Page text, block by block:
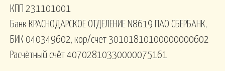
КПП 231101001
Банк КРАСНОДАРСКОЕ ОТДЕЛЕНИЕ N8619 ПАО СБЕРБАНК,
БИК 040349602, кор/счет 30101810100000000602
Расчётный счёт 40702810330000075161